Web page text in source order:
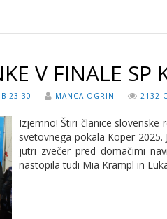
V FINALE SP
23:30 MANCA OGRIN 2132
Izjemno! Štiri članice
svetovnega pokala Koper
jutri zvečer pred domačimi
nastopila tudi Mia Krampl in